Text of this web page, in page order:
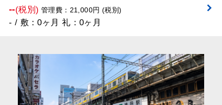
--(税別) 管理費：21,000円 (税別)
- / 敷：0ヶ月 礼：0ヶ月